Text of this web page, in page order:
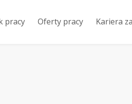
pracy Oferty pracy Kariera